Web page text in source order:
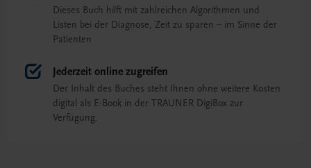
Dieses Buch hilft mit zahlreichen Algorithmen und
Listen bei der Diagnose, Zeit zu sparen – im Sinne der
Patienten
Jederzeit online zugreifen
Der Inhalt des Buches steht Ihnen ohne weitere Kosten
digital als E-Book in der TRAUNER DigiBox zur
Verfügung.